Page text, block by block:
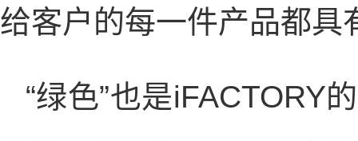
给客户的每一件产品都具
“绿色”也是iFACTORY